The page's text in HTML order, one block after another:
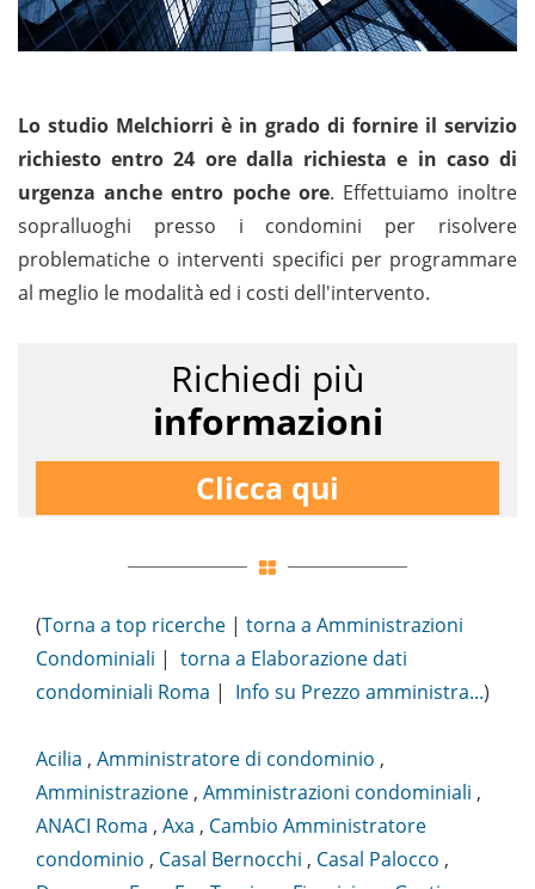
Lo studio Melchiorri è in grado di fornire il servizio
richiesto entro 24 ore dalla richiesta e in caso di
urgenza anche entro poche ore. Effettuiamo inoltre
sopralluoghi presso i condomini per risolvere
problematiche o interventi specifici per programmare
al meglio le modalità ed i costi dell'intervento.
Richiedi più
informazioni
Clicca qui
(Torna a top ricerche | torna a Amministrazioni
Condominiali | torna a Elaborazione dati
condominiali Roma | Info su Prezzo amministra...)
Acilia , Amministratore di condominio ,
Amministrazione , Amministrazioni condominiali ,
ANACI Roma , Axa , Cambio Amministratore
condominio , Casal Bernocchi , Casal Palocco ,